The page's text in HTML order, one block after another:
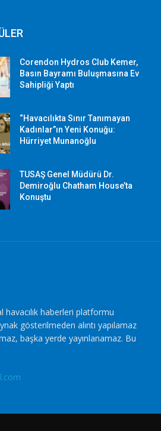
Corendon Hydros Club Kemer,
Basın Bayramı Buluşmasına Ev
Sahipliği Yaptı
“Havacılıkta Sınır Tanımayan
Kadınlar”ın Yeni Konuğu:
Hürriyet Munanoğlu
TUSAŞ Genel Müdürü Dr.
Demiroğlu Chatham House’ta
Konuştu
haberleri platformu
gösterilmeden alıntı yapılamaz
başka yerde yayınlanamaz. Bu